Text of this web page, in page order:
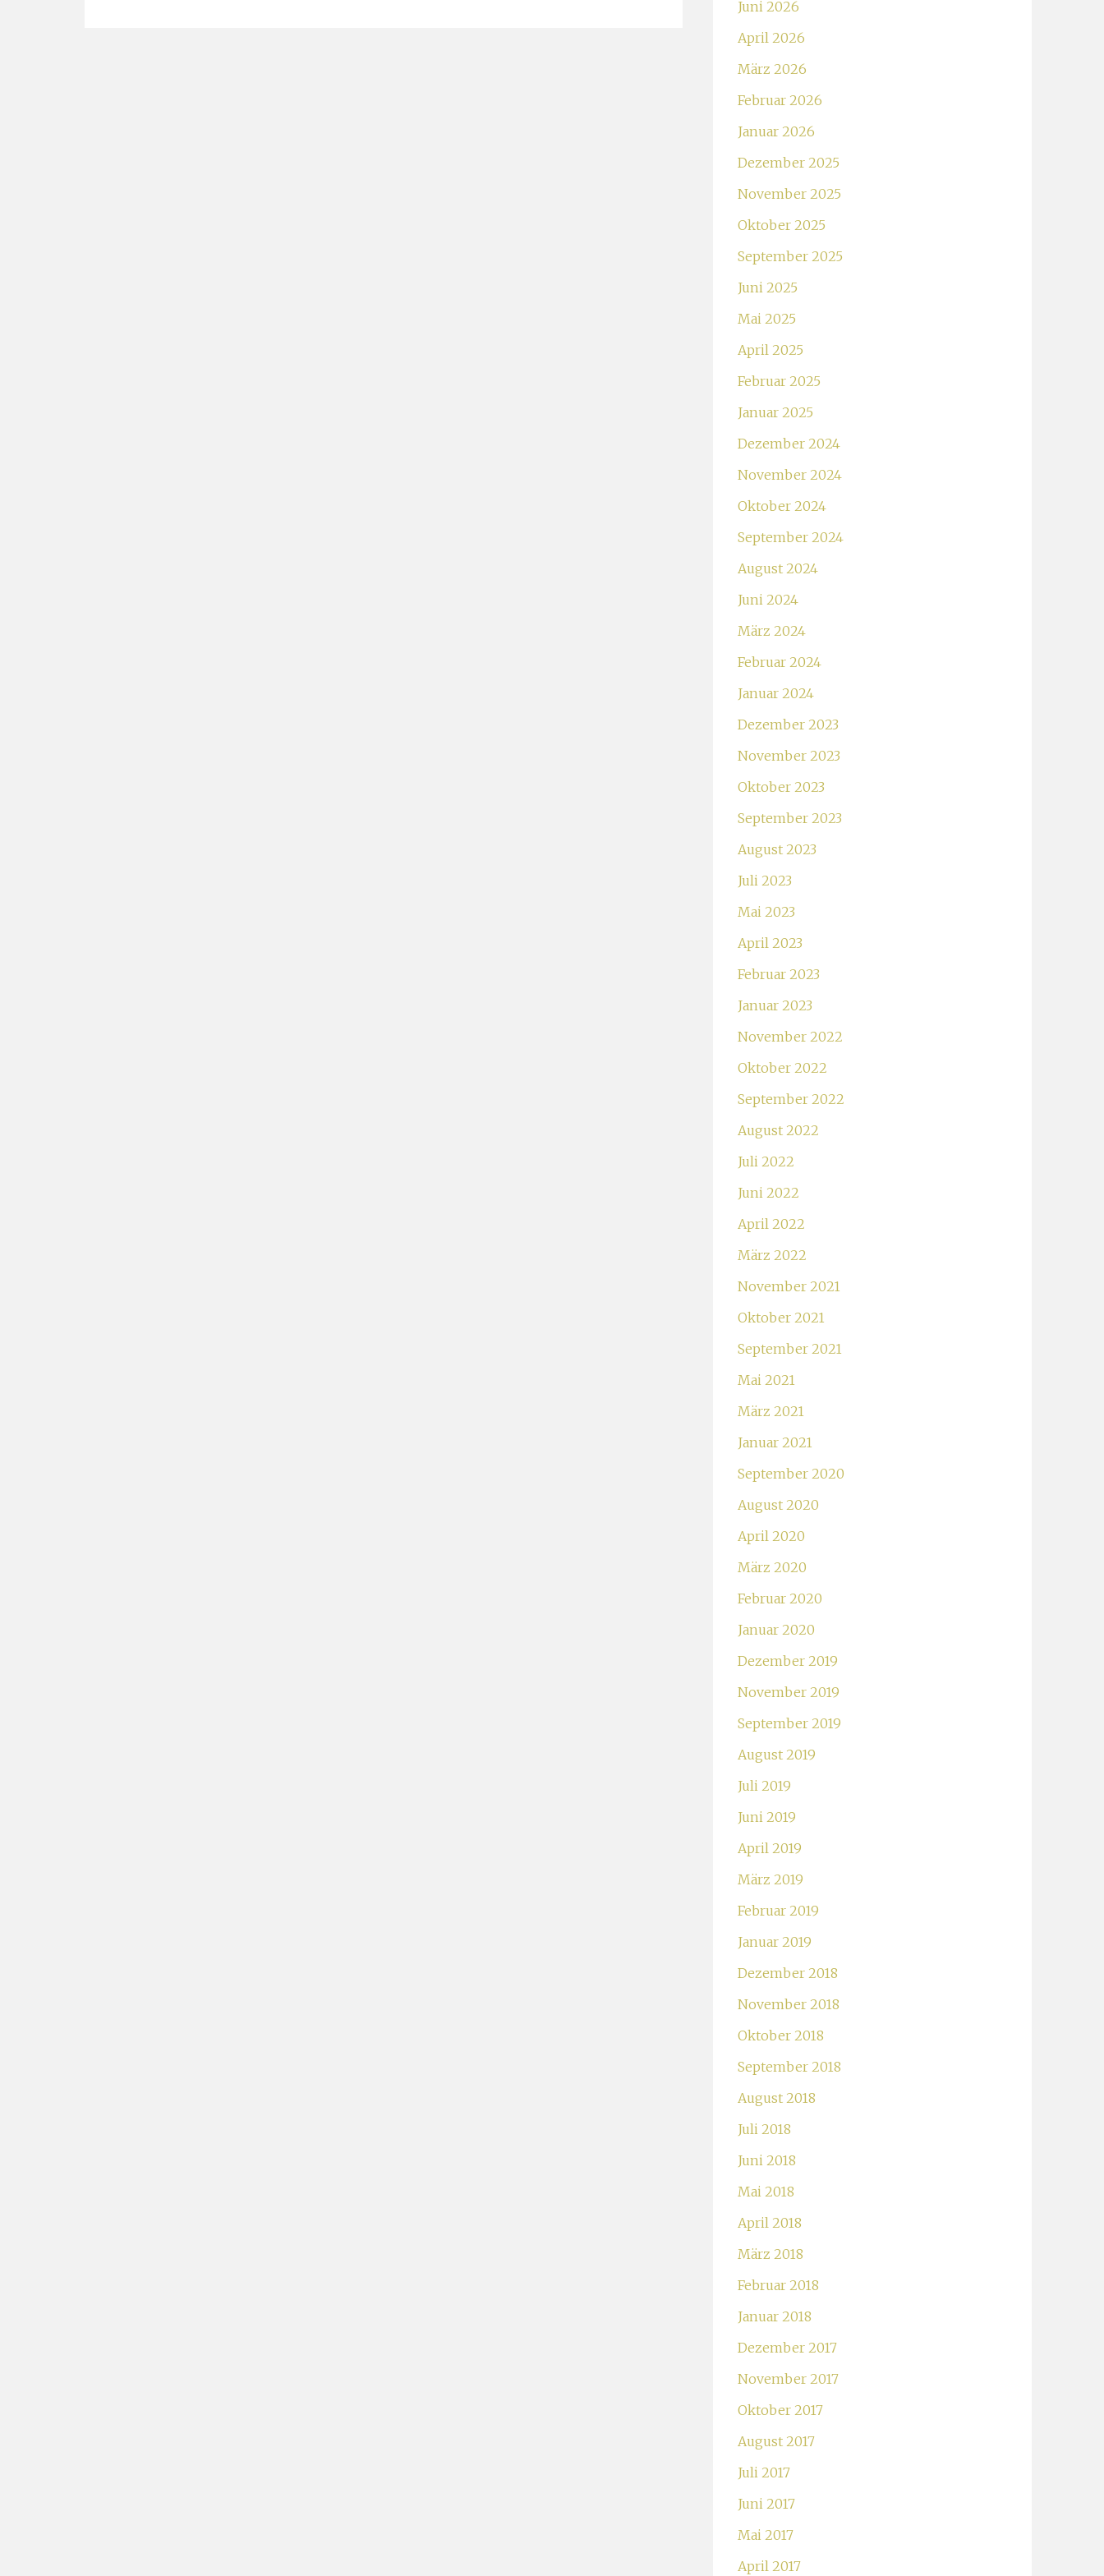
Juni 2026
April 2026
März 2026
Februar 2026
Januar 2026
Dezember 2025
November 2025
Oktober 2025
September 2025
Juni 2025
Mai 2025
April 2025
Februar 2025
Januar 2025
Dezember 2024
November 2024
Oktober 2024
September 2024
August 2024
Juni 2024
März 2024
Februar 2024
Januar 2024
Dezember 2023
November 2023
Oktober 2023
September 2023
August 2023
Juli 2023
Mai 2023
April 2023
Februar 2023
Januar 2023
November 2022
Oktober 2022
September 2022
August 2022
Juli 2022
Juni 2022
April 2022
März 2022
November 2021
Oktober 2021
September 2021
Mai 2021
März 2021
Januar 2021
September 2020
August 2020
April 2020
März 2020
Februar 2020
Januar 2020
Dezember 2019
November 2019
September 2019
August 2019
Juli 2019
Juni 2019
April 2019
März 2019
Februar 2019
Januar 2019
Dezember 2018
November 2018
Oktober 2018
September 2018
August 2018
Juli 2018
Juni 2018
Mai 2018
April 2018
März 2018
Februar 2018
Januar 2018
Dezember 2017
November 2017
Oktober 2017
August 2017
Juli 2017
Juni 2017
Mai 2017
April 2017